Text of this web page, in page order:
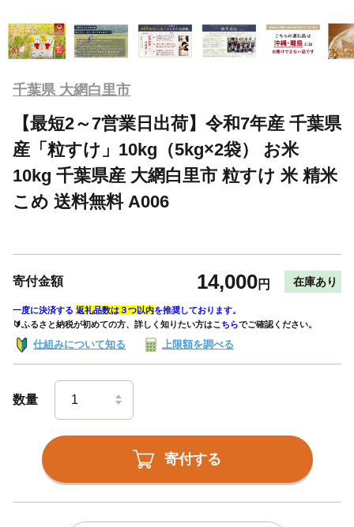
千葉県 大網白里市
【最短2～7営業日出荷】令和7年産 千葉県
産「粒すけ」10kg（5kg×2袋） お米
10kg 千葉県産 大網白里市 粒すけ 米 精米
こめ 送料無料 A006
寄付金額 14,000円 在庫あり
一度に決済する 返礼品数は３つ以内を推奨しております。
🔰ふるさと納税が初めての方、詳しく知りたい方はこちらでご確認ください。
仕組みについて知る 上限額を調べる
数量
寄付する